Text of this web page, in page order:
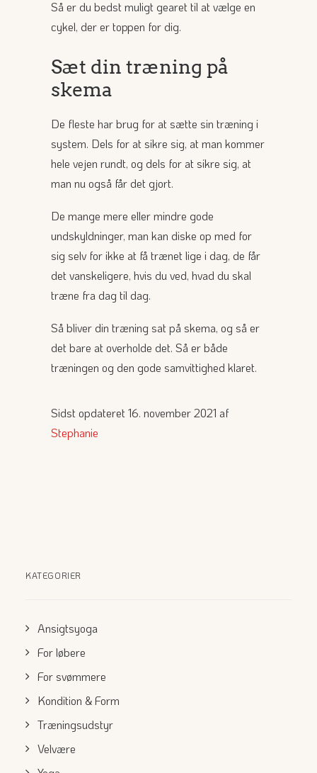
Så er du bedst muligt gearet til at vælge en
cykel, der er toppen for dig.
Sæt din træning på
skema
De fleste har brug for at sætte sin træning i
system. Dels for at sikre sig, at man kommer
hele vejen rundt, og dels for at sikre sig, at
man nu også får det gjort.
De mange mere eller mindre gode
undskyldninger, man kan diske op med for
sig selv for ikke at få trænet lige i dag, de får
det vanskeligere, hvis du ved, hvad du skal
træne fra dag til dag.
Så bliver din træning sat på skema, og så er
det bare at overholde det. Så er både
træningen og den gode samvittighed klaret.
Sidst opdateret 16. november 2021 af
Stephanie
KATEGORIER
Ansigtsyoga
For løbere
For svømmere
Kondition & Form
Træningsudstyr
Velvære